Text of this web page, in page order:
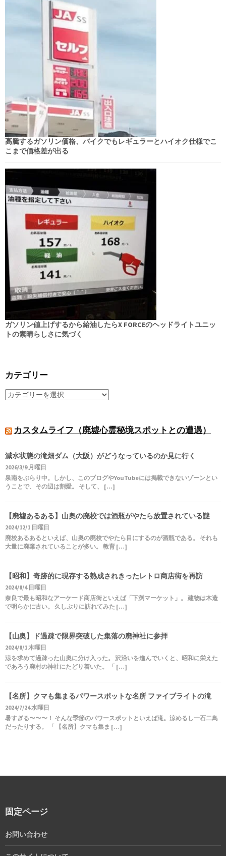
高騰するガソリン価格、バイクでもレギュラーとハイオク仕様でこ
こまで価格差が出る
ガソリン値上げするから給油したらX FORCEのヘッドライトユニッ
トの素晴らしさに気づく
カテゴリー
カスタムライフ（廃墟心霊秘境スポットとの遭遇）
減水状態の滝畑ダム（大阪）がどうなっているのか見に行く
2026/3/9 月曜日
泉南をぶらり中。しかし、このブログやYouTubeには掲載できないゾーンとい
うことで、その辺は割愛。 そして、 […]
【廃墟あるある】山奥の廃校では酒瓶がやたら放置されている謎
2024/12/1 日曜日
廃校あるあるといえば、山奥の廃校でやたら目にするのが酒瓶である。 それも
大量に廃棄されていることが多い。 教育 […]
【昭和】奇跡的に現存する熟成されきったレトロ商店街を再訪
2024/8/4 日曜日
奈良で最も昭和なアーケード商店街といえば「下渕マーケット」。 建物は木造
で明らかに古い。 久しぶりに訪れてみた […]
【山奥】ド過疎で限界突破した集落の廃神社に参拝
2024/8/1 木曜日
涼を求めて過疎った山奥に分け入った。 沢沿いを進んでいくと、昭和に栄えた
であろう廃村の神社にたどり着いた。 「 […]
【名所】クマも集まるパワースポットな名所 ファイブライトの滝
2024/7/24 水曜日
暑すぎる〜〜〜！ そんな季節のパワースポットといえば滝。涼めるし一石二鳥
だったりする。 「 【名所】クマも集ま […]
固定ページ
お問い合わせ